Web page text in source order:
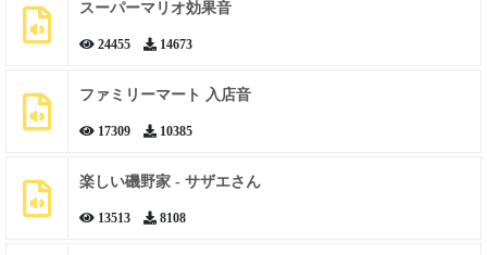
スーパーマリオ効果音
24455 14673
ファミリーマート 入店音
17309 10385
楽しい磯野家 - サザエさん
13513 8108